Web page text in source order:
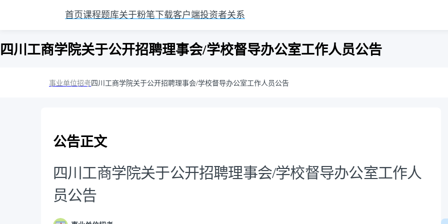
首页课程题库关于粉笔 下载客户端投资者关系
四川工商学院关于公开招聘理事会/学校督导办公室工作人员公告
事业单位招考 四川工商学院关于公开招聘理事会/学校督导办公室工作人员公告
公告正文
四川工商学院关于公开招聘理事会/学校督导办公室工作人
员公告